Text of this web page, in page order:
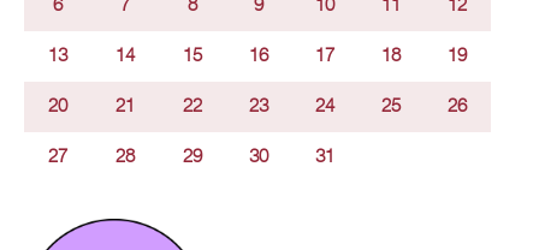
6 7 8 9 10 11 12
13 14 15 16 17 18 19
20 21 22 23 24 25 26
27 28 29 30 31